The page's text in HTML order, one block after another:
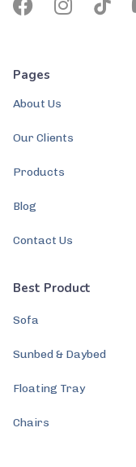
Pages
About Us
Our Clients
Products
Blog
Contact Us
Best Product
Sofa
Sunbed & Daybed
Floating Tray
Chairs